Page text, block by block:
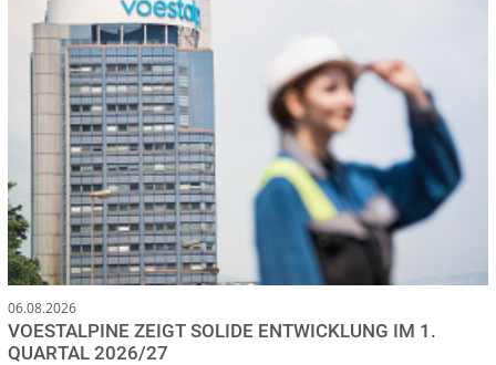
06.08.2026
VOESTALPINE ZEIGT SOLIDE ENTWICKLUNG IM 1.
QUARTAL 2026/27